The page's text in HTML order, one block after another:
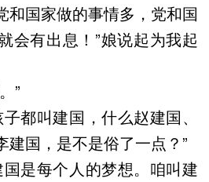
和国家做的事情多，党和国
会有出息！”娘说起为我起
”
都叫建国，什么赵建国、
建国，是不是俗了一点？”
是每个人的梦想。咱叫建